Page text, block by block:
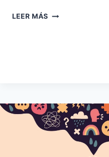
LEER MÁS ASAMBLEA